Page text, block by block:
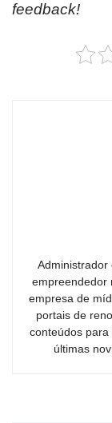
feedback!
Administrador
empreendedor
empresa de
portais de
conteúdos
últimas